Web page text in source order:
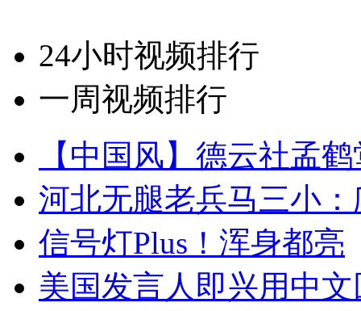
24小时视频排行
一周视频排行
【中国风】德云社孟
河北无腿老兵马三小
信号灯Plus！浑身都亮
美国发言人即兴用中